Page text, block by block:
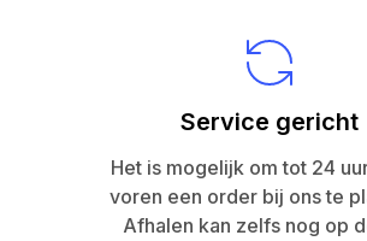
Service gericht
Het is mogelijk om tot 24
voren een order bij ons te
Afhalen kan zelfs nog op